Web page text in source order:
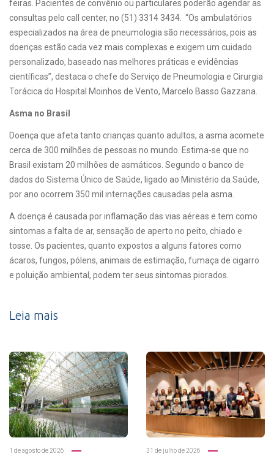
feiras. Pacientes de convênio ou particulares poderão agendar as
consultas pelo call center, no (51) 3314 3434. “Os ambulatórios
especializados na área de pneumologia são necessários, pois as
doenças estão cada vez mais complexas e exigem um cuidado
personalizado, baseado nas melhores práticas e evidências
científicas”, destaca o chefe do Serviço de Pneumologia e Cirurgia
Torácica do Hospital Moinhos de Vento, Marcelo Basso Gazzana.
Asma no Brasil
Doença que afeta tanto crianças quanto adultos, a asma acomete
cerca de 300 milhões de pessoas no mundo. Estima-se que no
Brasil existam 20 milhões de asmáticos. Segundo o banco de
dados do Sistema Único de Saúde, ligado ao Ministério da Saúde,
por ano ocorrem 350 mil internações causadas pela asma.
A doença é causada por inflamação das vias aéreas e tem como
sintomas a falta de ar, sensação de aperto no peito, chiado e
tosse. Os pacientes, quanto expostos a alguns fatores como
ácaros, fungos, pólens, animais de estimação, fumaça de cigarro
e poluição ambiental, podem ter seus sintomas piorados.
Leia mais
1 de agosto de 2026 31 de julho de 2026